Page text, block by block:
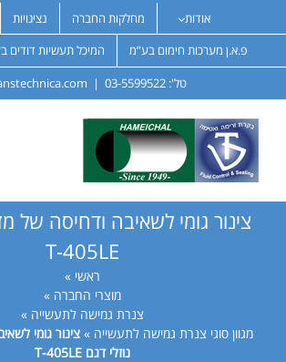
לתוכן
אודות מחלקות החברה נציגויות
פ.א.ן מערכות חימום בע”מ
המיכל תעשיות דודים
טל': 03-5599522
|
צינור גומי לשאיבה ודחיסה של
T-405LE
ראשי »
מוצרי החברה »
צנרת גמישה לתעשייה »
מגוון סוגי צנרת גמישה לתעשייה »צינור גומי
נוזלי דגם T-405LE